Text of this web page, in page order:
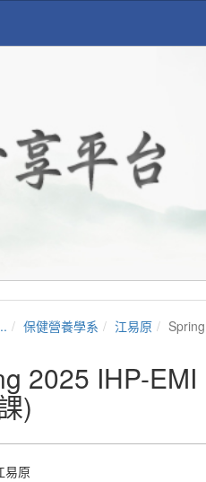
保健營養學系 江易原
2025 IHP-
)
易原